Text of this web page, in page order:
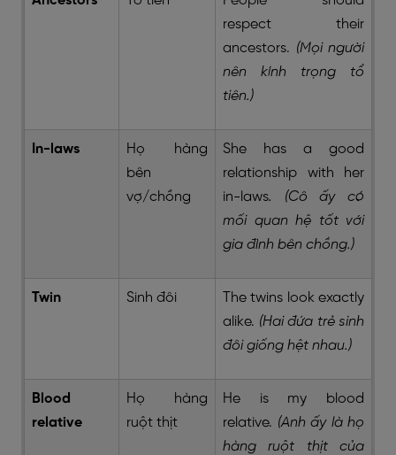
respect their
ancestors. (Mọi người
nên kính trọng tổ
tiên.)
In-laws
Họ hàng
bên
vợ/chồng
She has a good
relationship with her
in-laws. (Cô ấy có
mối quan hệ tốt với
gia đình bên chồng.)
Twin Sinh đôi
The twins look exactly
alike. (Hai đứa trẻ sinh
đôi giống hệt nhau.)
Blood
relative
Họ hàng
ruột thịt
He is my blood
relative. (Anh ấy là họ
hàng ruột thịt của